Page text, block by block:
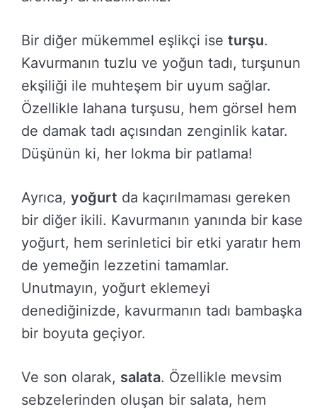
Bir diğer mükemmel eşlikçi ise turşu.
Kavurmanın tuzlu ve yoğun tadı, turşunun
ekşiliği ile muhteşem bir uyum sağlar.
Özellikle lahana turşusu, hem görsel hem
de damak tadı açısından zenginlik katar.
Düşünün ki, her lokma bir patlama!
Ayrıca, yoğurt da kaçırılmaması gereken
bir diğer ikili. Kavurmanın yanında bir kase
yoğurt, hem serinletici bir etki yaratır hem
de yemeğin lezzetini tamamlar.
Unutmayın, yoğurt eklemeyi
denediğinizde, kavurmanın tadı bambaşka
bir boyuta geçiyor.
Ve son olarak, salata. Özellikle mevsim
sebzelerinden oluşan bir salata, hem